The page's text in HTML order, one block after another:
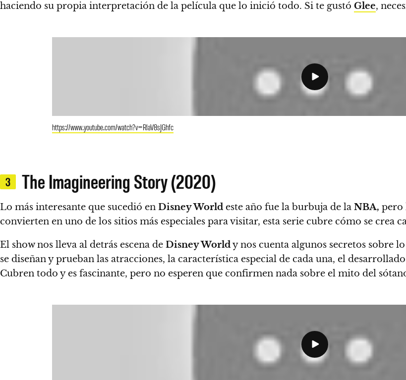
haciendo su propia interpretación de la película que lo inició todo. Si te gustó Glee,
https://www.youtube.com/watch?v=RlaV8sJGhfc
3 The Imagineering Story (2020)
Lo más interesante que sucedió en Disney World este año fue la burbuja de la NBA, pero
convierten en uno de los sitios más especiales para visitar, esta serie cubre cómo se crea
El show nos lleva al detrás escena de Disney Worldynos cuenta algunos secretos sobre
se diseñan y prueban las atracciones, la característica especial de cada una, el
Cubren todo y es fascinante, pero no esperen que confirmen nada sobre el mito del